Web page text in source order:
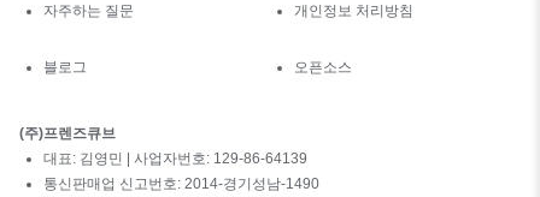
자주하는 질문
블로그
개인정보 처리방침
오픈소스
(주)프렌즈큐브
대표: 김영민 | 사업자번호: 129-86-64139
통신판매업 신고번호: 2014-경기성남-1490